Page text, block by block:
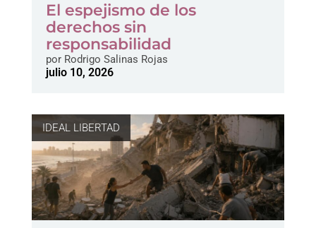
El espejismo de los
derechos sin
responsabilidad
porRodrigo Salinas Rojas
julio 10, 2026
IDEAL LIBERTAD